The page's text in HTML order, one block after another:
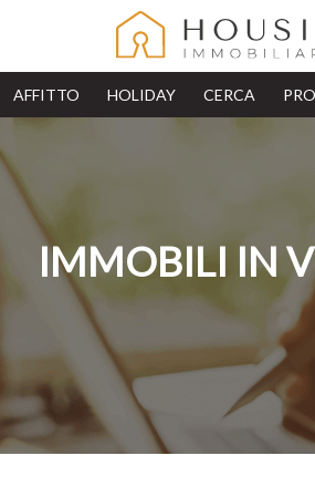
AFFITTO HOLIDAY CERCA
IMMOBILI IN